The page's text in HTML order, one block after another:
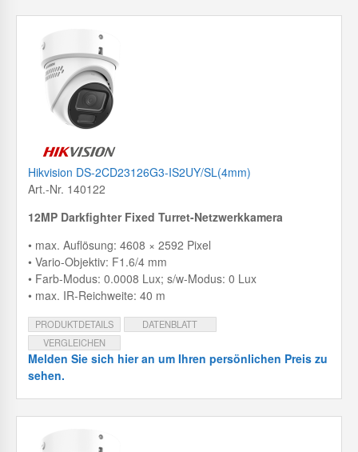
Hikvision DS-2CD23126G3-IS2UY/SL(4mm)
Art.-Nr. 140122
12MP Darkfighter Fixed Turret-Netzwerkkamera
• max. Auflösung: 4608 × 2592 Pixel
• Vario-Objektiv: F1.6/4 mm
• Farb-Modus: 0.0008 Lux; s/w-Modus: 0 Lux
• max. IR-Reichweite: 40 m
PRODUKTDETAILS
DATENBLATT
VERGLEICHEN
Melden Sie sich hier an um Ihren persönlichen Preis zu
sehen.